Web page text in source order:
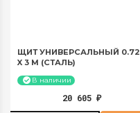
ЩИТ УНИВЕРСАЛЬНЫЙ 0.72
X 3 М (СТАЛЬ)
В наличии
20 605 ₽